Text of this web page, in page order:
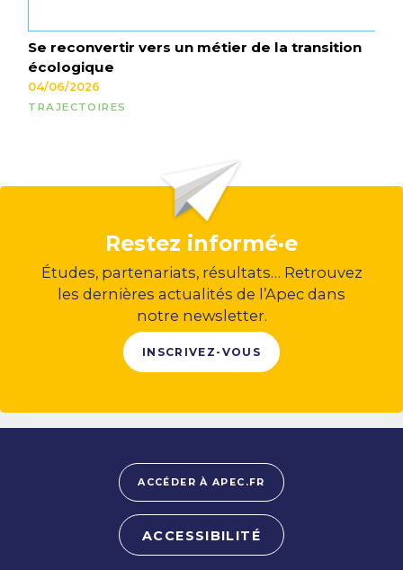
Se reconvertir vers un métier de la transition
écologique
04/06/2026
TRAJECTOIRES
Restez informé·e
Études, partenariats, résultats… Retrouvez
les dernières actualités de l’Apec dans
notre newsletter.
INSCRIVEZ-VOUS
ACCÉDER À APEC.FR
ACCESSIBILITÉ